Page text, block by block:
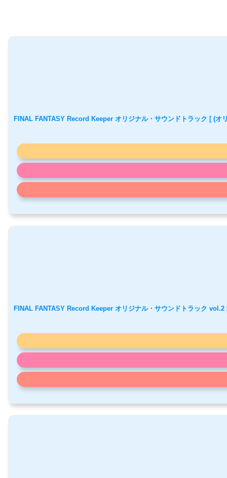
FINAL FANTASY Record Keeper オリジナル・サウンドトラック [ (オ
FINAL FANTASY Record Keeper オリジナル・サウンドトラック vol.2